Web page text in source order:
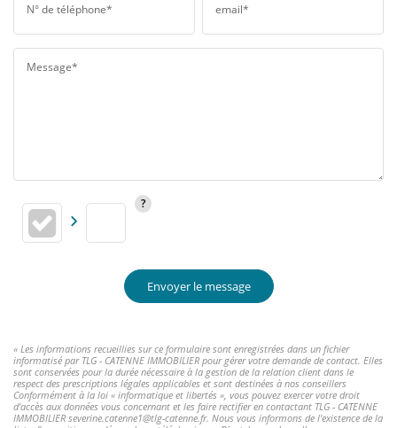
N° de téléphone* email*
Message*
Envoyer le message
« Les informations recueillies sur ce formulaire sont enregistrées dans un fichier
informatisé par TLG - CATENNE IMMOBILIER pour gérer votre demande de contact. Elles
sont conservées pour la durée nécessaire à la gestion de la relation client dans le
respect des prescriptions légales applicables et sont destinées à nos conseillers
Conformément à la loi « informatique et libertés », vous pouvez exercer votre droit
d'accès aux données vous concernant et les faire rectifier en contactant TLG - CATENNE
IMMOBILIER severine.catenne1@tlg-catenne.fr. Nous vous informons de l'existence de la